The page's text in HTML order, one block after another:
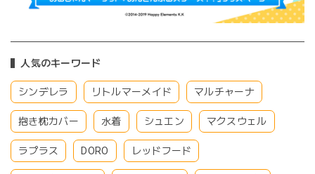
人気のキーワード
シンデレラ リトルマーメイド マルチャーナ
抱き枕カバー 水着 シュエン マクスウェル
ラプラス DORO レッドフード